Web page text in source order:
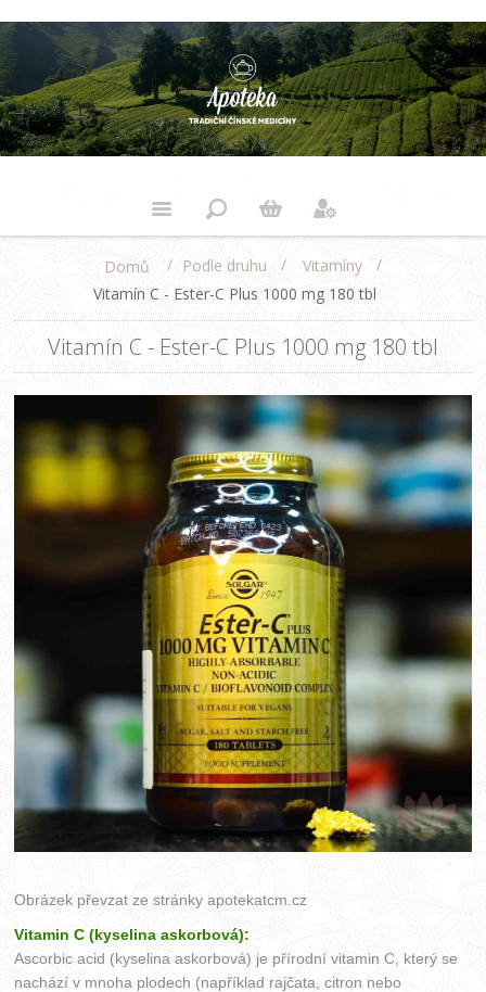
Domů / Podle druhu / Vitamíny
/
Vitamín C - Ester-C Plus 1000 mg 180 tbl
Vitamín C - Ester-C Plus 1000 mg 180 tbl
Obrázek převzat ze stránkyapotekatcm.cz
Vitamin C (kyselina askorbová):
Ascorbic acid (kyselina askorbová) je přírodní vitamin C, který se
nachází v mnoha plodech (například rajčata, citron nebo